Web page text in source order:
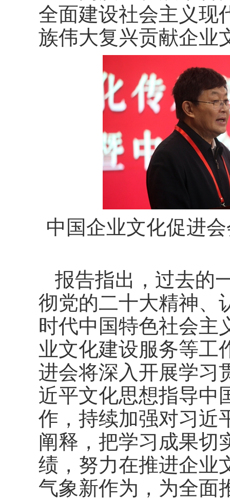
全面建设社会主义现
族伟大复兴贡献企业
中国企业文化促进
报告指出，过去的
彻党的二十大精神、
时代中国特色社会主
业文化建设服务等工
进会将深入开展学习
近平文化思想指导中
作，持续加强对习近
阐释，把学习成果切
绩，努力在推进企业
气象新作为，为全面